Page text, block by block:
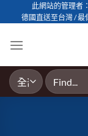
to
此網站的管理者
德國直送至台灣 /
搜
尋